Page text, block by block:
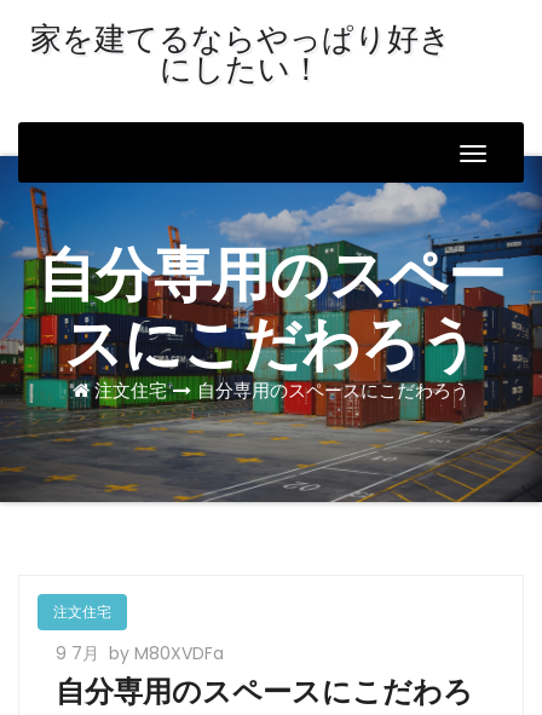
家を建てるならやっぱり好き
にしたい！
Toggle
自分専用のスペー
スにこだわろう
注文住宅 自分専用のスペースにこだわろう
注文住宅
9 7月 by M80XVDFa
自分専用のスペースにこだわろ